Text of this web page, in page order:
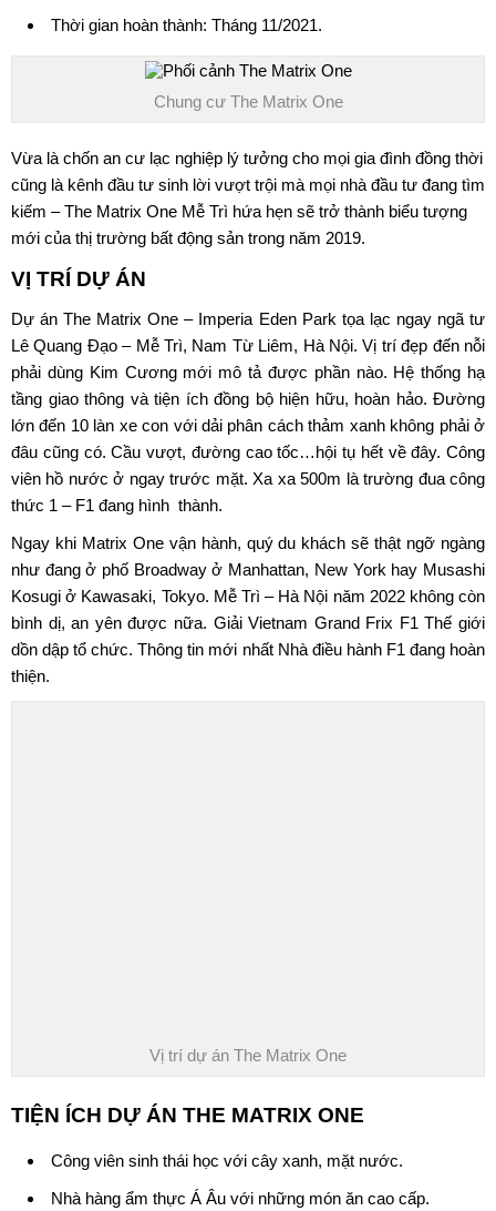
Thời gian hoàn thành: Tháng 11/2021.
Chung cư The Matrix One
Vừa là chốn an cư lạc nghiệp lý tưởng cho mọi gia đình đồng thời
cũng là kênh đầu tư sinh lời vượt trội mà mọi nhà đầu tư đang tìm
kiếm –The Matrix One Mễ Trì hứa hẹn sẽ trở thành biểu tượng
mới của thị trường bất động sản trong năm 2019.
VỊ TRÍ DỰ ÁN
Dự án The Matrix One – Imperia Eden Park tọa lạc ngay ngã tư
Lê Quang Đạo – Mễ Trì, Nam Từ Liêm, Hà Nội. Vị trí đẹp đến nỗi
phải dùng Kim Cương mới mô tả được phần nào. Hệ thống hạ
tầng giao thông và tiện ích đồng bộ hiện hữu, hoàn hảo. Đường
lớn đến 10 làn xe con với dải phân cách thảm xanh không phải ở
đâu cũng có. Cầu vượt, đường cao tốc…hội tụ hết về đây. Công
viên hồ nước ở ngay trước mặt. Xa xa 500m là trường đua công
thức 1 – F1 đang hình thành.
Ngay khi Matrix Onevận hành, quý du khách sẽ thật ngỡ ngàng
như đang ở phố Broadway ở Manhattan, New York hay Musashi
Kosugi ở Kawasaki, Tokyo. Mễ Trì – Hà Nội năm 2022 không còn
bình dị, an yên được nữa. Giải Vietnam Grand Frix F1 Thế giới
dồn dập tổ chức. Thông tin mới nhất Nhà điều hành F1 đang hoàn
thiện.
Vị trí dự án The Matrix One
TIỆN ÍCH DỰ ÁN THE MATRIX ONE
Công viên sinh thái học với cây xanh, mặt nước.
Nhà hàng ẩm thực Á Âu với những món ăn cao cấp.